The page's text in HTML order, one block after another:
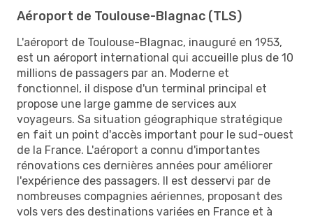
Aéroport de Toulouse-Blagnac (TLS)
L'aéroport de Toulouse-Blagnac, inauguré en 1953,
est un aéroport international qui accueille plus de 10
millions de passagers par an. Moderne et
fonctionnel, il dispose d'un terminal principal et
propose une large gamme de services aux
voyageurs. Sa situation géographique stratégique
en fait un point d'accès important pour le sud-ouest
de la France. L'aéroport a connu d'importantes
rénovations ces dernières années pour améliorer
l'expérience des passagers. Il est desservi par de
nombreuses compagnies aériennes, proposant des
vols vers des destinations variées en France et à